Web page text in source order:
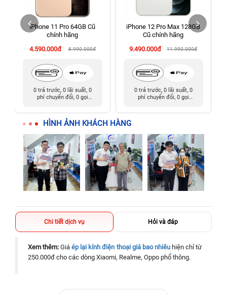
24h Vũng Tàu: 162A Ba Cu, Vũng Tàu, Hồ Chí Minh (TP. Vũng
Tàu cũ)
198 Hoàng Văn Thụ, Tân Sơn Nhất, Hồ Chí Minh (Tân Bình
iPhone 11 Pro 64GB Cũ
chính hãng
4.590.000đ
8.990.000đ
0 trả trước, 0 lãi suất, 0
phí chuyển đổi, 0 gọi
iPhone 12 Pro Max 128GB
Cũ chính hãng
9.490.000đ
11.990.000đ
0 trả trước, 0 lãi suất, 0
phí chuyển đổi, 0 gọi
HÌNH ẢNH KHÁCH HÀNG
Chi tiết dịch vụ Hỏi và đáp
Xem thêm: Giáép lại kính điện thoại giá bao nhiêuhiện chỉ từ
250.000đ cho các dòng Xiaomi, Realme, Oppo phổ thông.